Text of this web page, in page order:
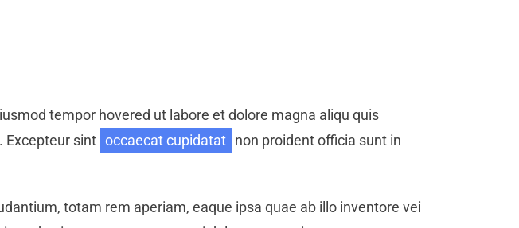
tempor hovered ut labore et dolore magna aliqu quis
Excepteur sint occaecat cupidatat non proident officia sunt in
totam rem aperiam, eaque ipsa quae ab illo inventore vei